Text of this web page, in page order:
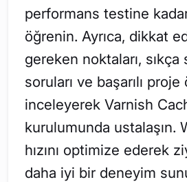
performans testine
öğrenin. Ayrıca, dikkat
gereken noktaları, sıkça
soruları ve başarılı
inceleyerek Varnish
kurulumunda ustalaşın.
hızını optimize ederek
daha iyi bir deneyim